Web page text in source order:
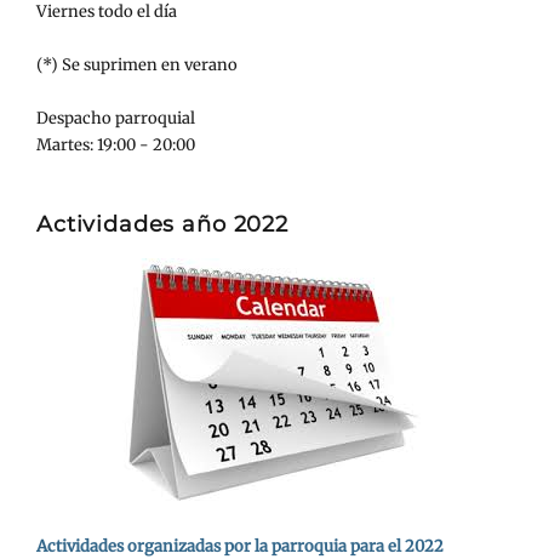
Viernes todo el día
(*) Se suprimen en verano
Despacho parroquial
Martes: 19:00 - 20:00
Actividades año 2022
Actividades organizadas por la parroquia para el 2022